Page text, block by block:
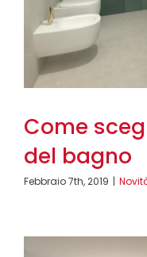
Come
del bagno
Febbraio 7th, 2019 |